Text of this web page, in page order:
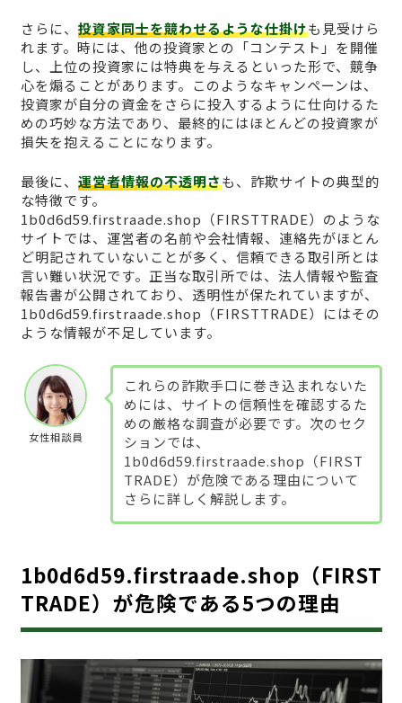
さらに、 投資家同士を競わせるような仕掛けも見受けら
れます。時には、他の投資家との「コンテスト」を開催
し、上位の投資家には特典を与えるといった形で、競争
心を煽ることがあります。このようなキャンペーンは、
投資家が自分の資金をさらに投入するように仕向けるた
めの巧妙な方法であり、最終的にはほとんどの投資家が
損失を抱えることになります。
最後に、 運営者情報の不透明さも、詐欺サイトの典型的
な特徴です。
1b0d6d59.firstraade.shop（FIRSTTRADE）のような
サイトでは、運営者の名前や会社情報、連絡先がほとん
ど明記されていないことが多く、信頼できる取引所とは
言い難い状況です。正当な取引所では、法人情報や監査
報告書が公開されており、透明性が保たれていますが、
1b0d6d59.firstraade.shop（FIRSTTRADE）にはその
ような情報が不足しています。
女性相談員
これらの詐欺手口に巻き込まれないた
めには、サイトの信頼性を確認するた
めの厳格な調査が必要です。次のセク
ションでは、
1b0d6d59.firstraade.shop（FIRST
TRADE）が危険である理由について
さらに詳しく解説します。
1b0d6d59.firstraade.shop（FIRST
TRADE）が危険である5つの理由